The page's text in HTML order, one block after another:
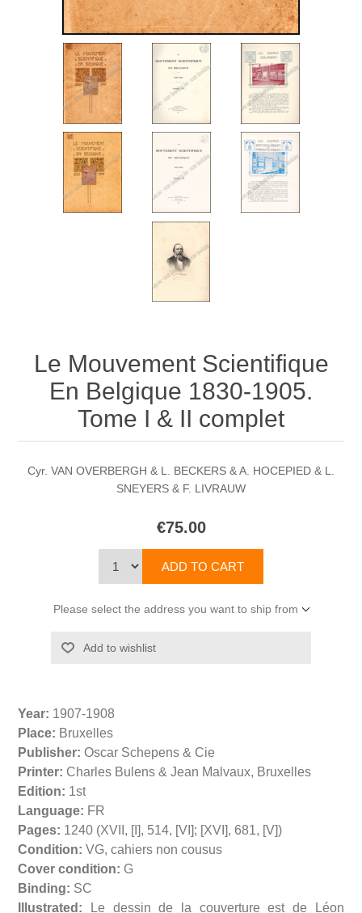
Le Mouvement Scientifique
En Belgique 1830-1905.
Tome I & II complet
Cyr. VAN OVERBERGH & L. BECKERS & A. HOCEPIED & L.
SNEYERS & F. LIVRAUW
€75.00
Please select the address you want to ship from
Year: 1907-1908
Place: Bruxelles
Publisher: Oscar Schepens & Cie
Printer: Charles Bulens & Jean Malvaux, Bruxelles
Edition: 1st
Language: FR
Pages: 1240 (XVII, [I], 514, [VI]; [XVI], 681, [V])
Condition: VG, cahiers non cousus
Cover condition: G
Binding: SC
Illustrated: Le dessin de la couverture est de Léon